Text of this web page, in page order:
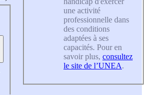
une activité
professionnelle dans
des conditions
adaptées à ses
capacités. Pour en
savoir plus, consultez
le site de l’UNEA.